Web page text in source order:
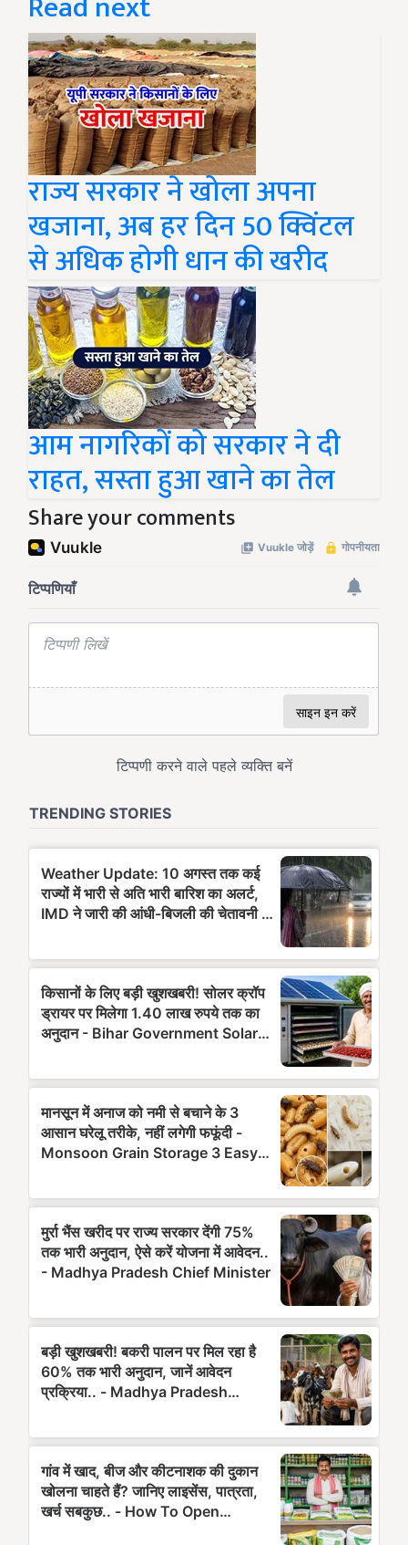
राज्य सरकार ने खोला अपना
खजाना, अब हर दिन 50 क्विंटल
से अधिक होगी धान की खरीद
आम नागरिकों को सरकार ने दी
राहत, सस्ता हुआ खाने का तेल
Share your comments